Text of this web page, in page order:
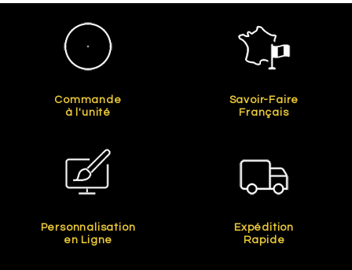
Commande
à l'unité
Savoir-Faire
Français
Personnalisation
en Ligne
Expédition
Rapide